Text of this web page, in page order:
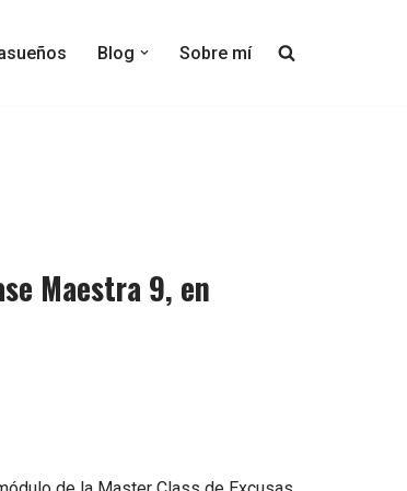
Blog Sobre mí
Maestra 9, en